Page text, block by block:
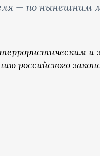
— по
и
российского